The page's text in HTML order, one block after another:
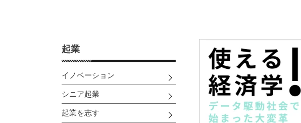
起業
イノベーション
シニア起業
起業を志す